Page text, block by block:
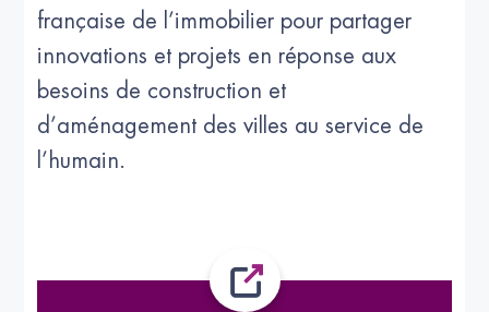
française de l’immobilier pour partager
innovations et projets en réponse aux
besoins de construction et
d’aménagement des villes au service de
l’humain.